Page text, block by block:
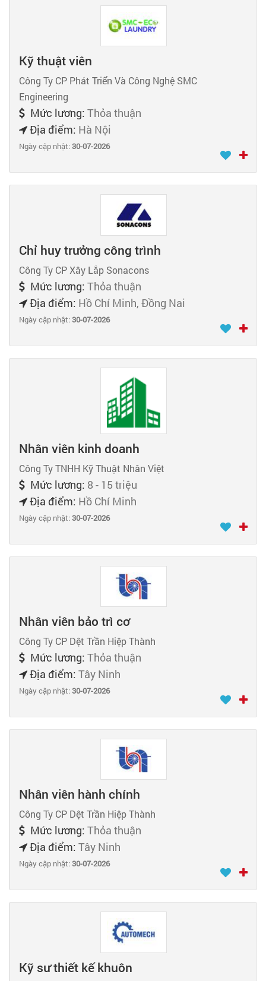
Kỹ thuật viên
Công Ty CP Phát Triển Và Công Nghệ SMC
Engineering
Mức lương: Thỏa thuận
Địa điểm: Hà Nội
Ngày cập nhật:30-07-2026
Chỉ huy trưởng công trình
Công Ty CP Xây Lắp Sonacons
Mức lương: Thỏa thuận
Địa điểm: Hồ Chí Minh, Đồng Nai
Ngày cập nhật:30-07-2026
Nhân viên kinh doanh
Công Ty TNHH Kỹ Thuật Nhân Việt
Mức lương: 8 - 15 triệu
Địa điểm: Hồ Chí Minh
Ngày cập nhật:30-07-2026
Nhân viên bảo trì cơ
Công Ty CP Dệt Trần Hiệp Thành
Mức lương: Thỏa thuận
Địa điểm: Tây Ninh
Ngày cập nhật:30-07-2026
Nhân viên hành chính
Công Ty CP Dệt Trần Hiệp Thành
Mức lương: Thỏa thuận
Địa điểm: Tây Ninh
Ngày cập nhật:30-07-2026
Kỹ sư thiết kế khuôn